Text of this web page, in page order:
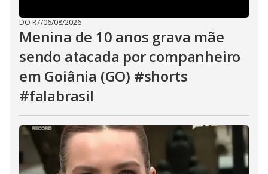
DO R7/06/08/2026
Menina de 10 anos grava mãe
sendo atacada por companheiro
em Goiânia (GO) #shorts
#falabrasil